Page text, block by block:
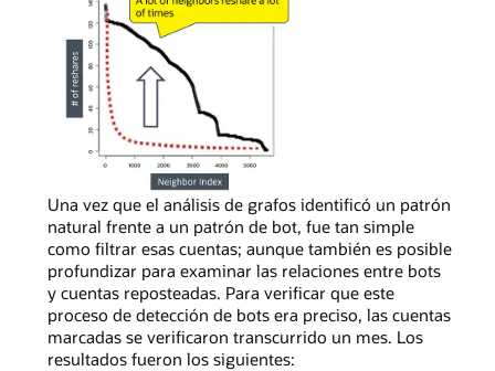
simple
que
cuentas
reales
sociales,
la
mayoría
de
los
adyacentes
repostearán
contenido
En
un
gráfico
de
curva
simple
que
representa
Una vez que el análisis de grafos identificó un patrón
natural frente a un patrón de bot, fue tan simple
como filtrar esas cuentas; aunque también es posible
profundizar para examinar las relaciones entre bots
y cuentas reposteadas. Para verificar que este
proceso de detección de bots era preciso, las cuentas
marcadas se verificaron transcurrido un mes. Los
resultados fueron los siguientes: